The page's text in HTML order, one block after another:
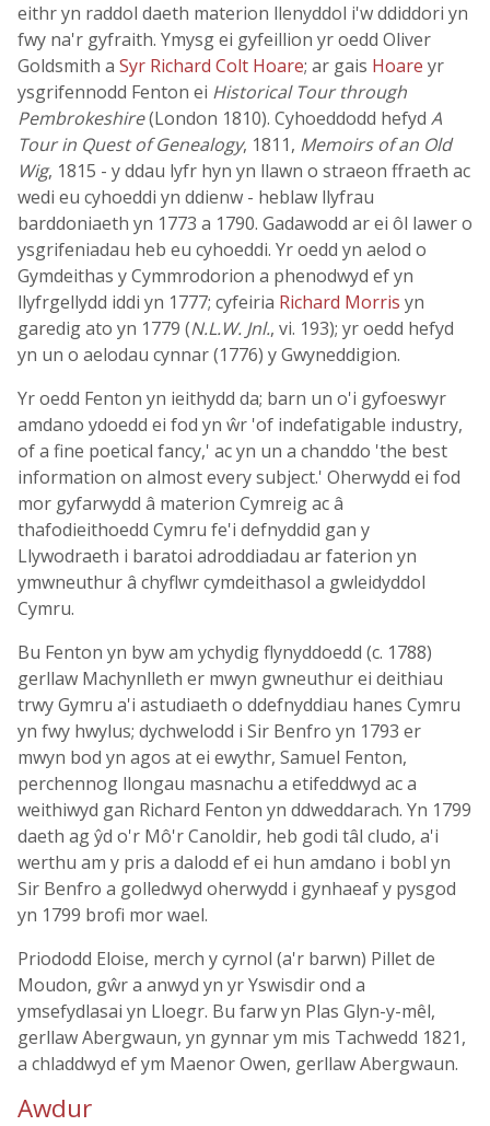
eithr yn raddol daeth materion llenyddol i'w ddiddori yn
fwy na'r gyfraith. Ymysg ei gyfeillion yr oedd Oliver
Goldsmith a Syr Richard Colt Hoare; ar gais Hoare yr
ysgrifennodd Fenton ei Historical Tour through
Pembrokeshire(London 1810). Cyhoeddodd hefyd A
Tour in Quest of Genealogy, 1811, Memoirs of an Old
Wig, 1815 - y ddau lyfr hyn yn llawn o straeon ffraeth ac
wedi eu cyhoeddi yn ddienw - heblaw llyfrau
barddoniaeth yn 1773 a 1790. Gadawodd ar ei ôl lawer o
ysgrifeniadau heb eu cyhoeddi. Yr oedd yn aelod o
Gymdeithas y Cymmrodorion a phenodwyd ef yn
llyfrgellydd iddi yn 1777; cyfeiria Richard Morris yn
garedig ato yn 1779 (N.L.W. Jnl., vi. 193); yr oedd hefyd
yn un o aelodau cynnar (1776) y Gwyneddigion.
Yr oedd Fenton yn ieithydd da; barn un o'i gyfoeswyr
amdano ydoedd ei fod yn ŵr 'of indefatigable industry,
of a fine poetical fancy,' ac yn un a chanddo 'the best
information on almost every subject.' Oherwydd ei fod
mor gyfarwydd â materion Cymreig ac â
thafodieithoedd Cymru fe'i defnyddid gan y
Llywodraeth i baratoi adroddiadau ar faterion yn
ymwneuthur â chyflwr cymdeithasol a gwleidyddol
Cymru.
Bu Fenton yn byw am ychydig flynyddoedd (c. 1788)
gerllaw Machynlleth er mwyn gwneuthur ei deithiau
trwy Gymru a'i astudiaeth o ddefnyddiau hanes Cymru
yn fwy hwylus; dychwelodd i Sir Benfro yn 1793 er
mwyn bod yn agos at ei ewythr, Samuel Fenton,
perchennog llongau masnachu a etifeddwyd ac a
weithiwyd gan Richard Fenton yn ddweddarach. Yn 1799
daeth ag ŷd o'r Mô'r Canoldir, heb godi tâl cludo, a'i
werthu am y pris a dalodd ef ei hun amdano i bobl yn
Sir Benfro a golledwyd oherwydd i gynhaeaf y pysgod
yn 1799 brofi mor wael.
Priododd Eloise, merch y cyrnol (a'r barwn) Pillet de
Moudon, gŵr a anwyd yn yr Yswisdir ond a
ymsefydlasai yn Lloegr. Bu farw yn Plas Glyn-y-mêl,
gerllaw Abergwaun, yn gynnar ym mis Tachwedd 1821,
a chladdwyd ef ym Maenor Owen, gerllaw Abergwaun.
Awdur